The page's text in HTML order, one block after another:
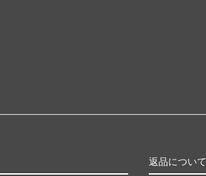
返品について